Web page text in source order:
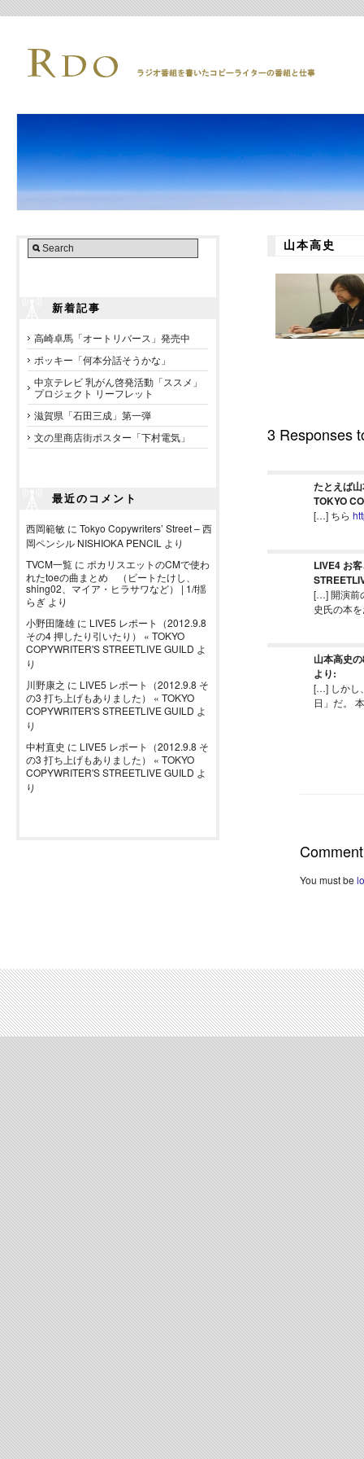
新着記事
高崎卓馬「オートリバース」発売中
ポッキー「何本分話そうかな」
中京テレビ 乳がん啓発活動「ススメ」
プロジェクト リーフレット
滋賀県「石田三成」第一弾
文の里商店街ポスター「下村電気」
最近のコメント
西岡範敏 に Tokyo Copywriters’ Street – 西
岡ペンシル NISHIOKA PENCIL より
TVCM一覧 に ポカリスエットのCMで使わ
れたtoeの曲まとめ （ビートたけし、
shing02、マイア・ヒラサワなど） | 1/f揺
らぎ より
小野田隆雄 に LIVE5 レポート（2012.9.8
その4 押したり引いたり） « TOKYO
COPYWRITER'S STREETLIVE GUILD よ
り
川野康之 に LIVE5 レポート（2012.9.8 そ
の3 打ち上げもありました） « TOKYO
COPYWRITER'S STREETLIVE GUILD よ
り
中村直史 に LIVE5 レポート（2012.9.8 そ
の3 打ち上げもありました） « TOKYO
COPYWRITER'S STREETLIVE GUILD よ
り
山本高史
3 Responses
たとえば
TOKYO
[…] ちら
LIVE4 お
[…] 開演前
史氏の本
山本高史
より:
[…] しかし
日」だ。
Comment
You must be